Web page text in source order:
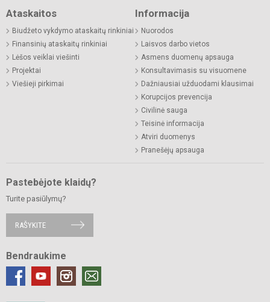
Ataskaitos
Biudžeto vykdymo ataskaitų rinkiniai
Finansinių ataskaitų rinkiniai
Lėšos veiklai viešinti
Projektai
Viešieji pirkimai
Informacija
Nuorodos
Laisvos darbo vietos
Asmens duomenų apsauga
Konsultavimasis su visuomene
Dažniausiai užduodami klausimai
Korupcijos prevencija
Civilinė sauga
Teisinė informacija
Atviri duomenys
Pranešėjų apsauga
Pastebėjote klaidų?
Turite pasiūlymų?
RAŠYKITE
Bendraukime